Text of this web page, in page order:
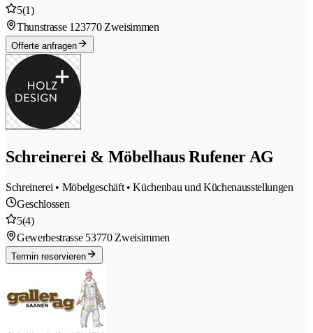
5(1)
Thunstrasse 123770 Zweisimmen
Offerte anfragen
Schreinerei & Möbelhaus Rufener AG
Schreinerei • Möbelgeschäft • Küchenbau und Küchenausstellungen
Geschlossen
5(4)
Gewerbestrasse 53770 Zweisimmen
Termin reservieren